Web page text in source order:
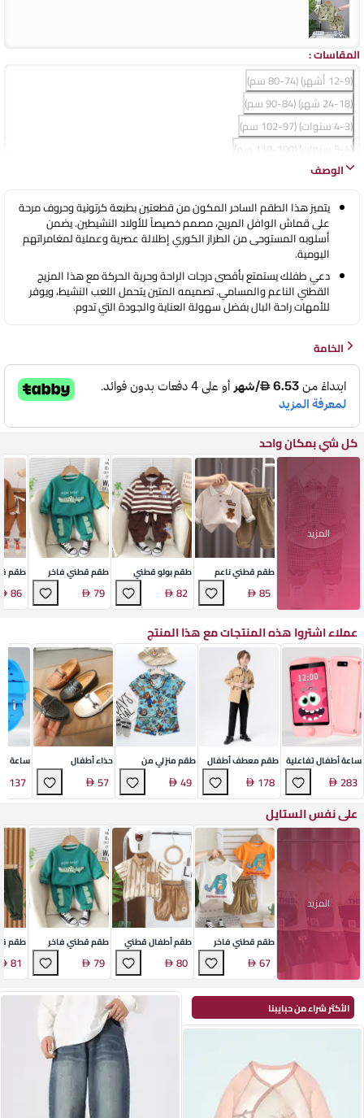
المقاسات:
(12-9 أشهر) (74-80 سم)
(24-18 شهر) (84-90 سم)
(4-3 سنوات) (97-102 سم)
(5-4 سنوات) (100-110 سم)
(6-5 سنوات) (110-120 سم) الوصف
يتميز هذا الطقم الساحر المكون من قطعتين بطبعة كرتونية وحروف مرحة
على قماش الوافل المريح، مصمم خصيصاً للأولاد النشيطين. يضمن
أسلوبه المستوحى من الطراز الكوري إطلالة عصرية وعملية لمغامراتهم
اليومية.
دعي طفلك يستمتع بأقصى درجات الراحة وحرية الحركة مع هذا المزيج
القطني الناعم والمسامي. تصميمه المتين يتحمل اللعب النشيط، ويوفر
للأمهات راحة البال بفضل سهولة العناية والجودة التي تدوم.
الخامة
كل شي بمكان واحد
المزيد
طقم قطني ناعم
للأطفال
85
طقم بولو قطني
82
طقم قطني فاخر
للأطفال
79
طقم
86
عملاء اشتروا هذه المنتجات مع هذا المنتج
ساعة أطفال تفاعلية
283
طقم معطف أطفال
رسمي
178
طقم منزلي من
الفيسكوز الطبيعي
49
حذاء أطفال
كلاسيكي من الجلد
57
ساعة
137
على نفس الستايل
المزيد
طقم قطني فاخر
بطبعة كرتونية من
67
طقم أطفال قطني
صيفي
80
طقم قطني فاخر
للأطفال
79
طقم
من
81
الأكثر شراء من حبايبنا